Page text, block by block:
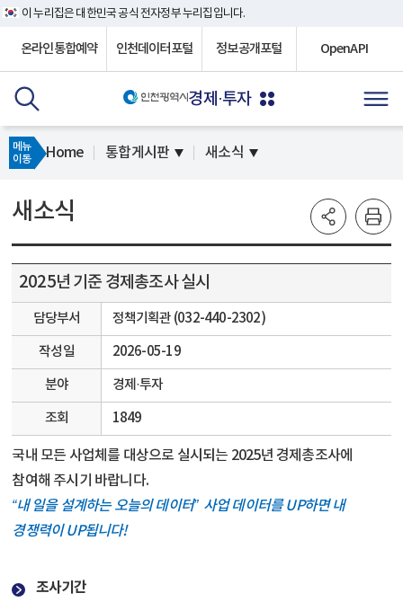
이 누리집은 대한민국 공식 전자정부 누리집입니다.
온라인통합예약 인천데이터포털 정보공개포털 OpenAPI
경제·투자
메뉴
이동
Home 통합게시판 새소식
새소식
2025년 기준 경제총조사 실시
담당부서 정책기획관 (032-440-2302)
작성일 2026-05-19
분야 경제·투자
조회 1849
국내 모든 사업체를 대상으로 실시되는 2025년 경제총조사에
참여해 주시기 바랍니다.
“내 일을 설계하는 오늘의 데이터” 사업 데이터를 UP하면 내
경쟁력이 UP됩니다!
조사기간